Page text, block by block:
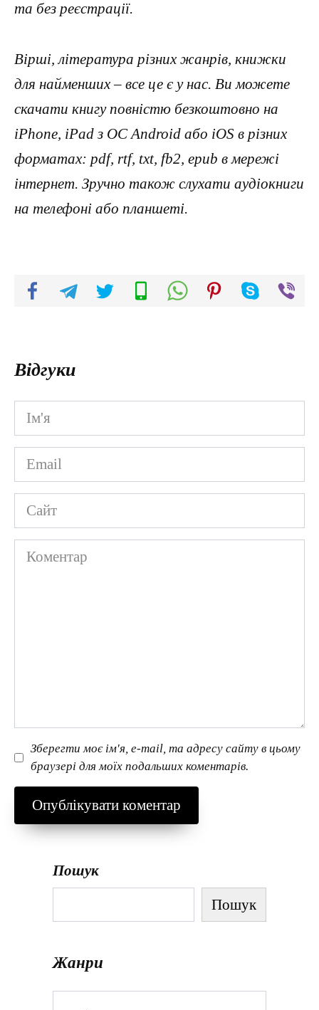
та без реєстрації.
Вірші, література різних жанрів, книжки
для найменших – все це є у нас. Ви можете
скачати книгу повністю безкоштовно на
iPhone, iPad з ОС Android або iOS в різних
форматах: pdf, rtf, txt, fb2, epub в мережі
інтернет. Зручно також слухати аудіокниги
на телефоні або планшеті.
Відгуки
Ім'я
*
Email
*
Сайт
Коментар
Зберегти моє ім'я, e-mail, та адресу сайту в цьому
браузері для моїх подальших коментарів.
Пошук
Пошук
Жанри